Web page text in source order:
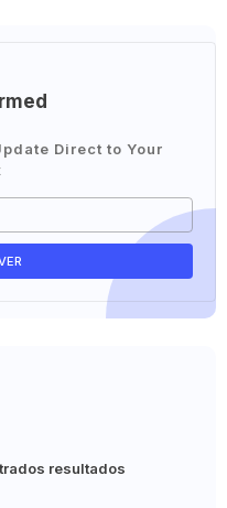
Direct to Your
resultados